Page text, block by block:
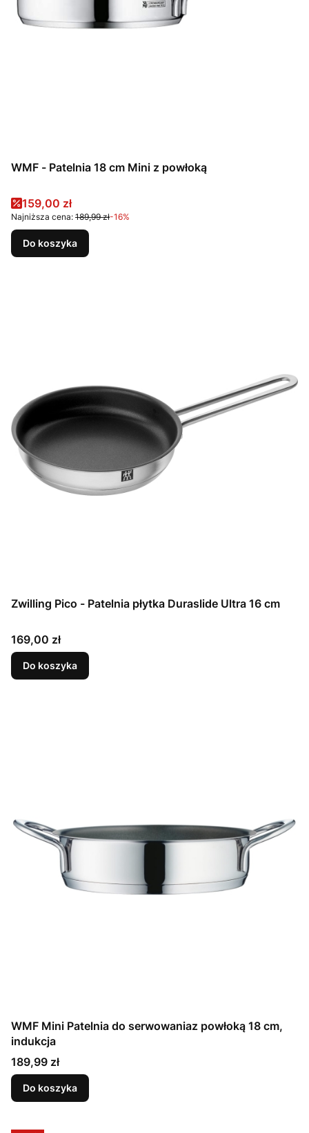
WMF - Patelnia 18 cm Mini z powłoką
Cena promocyjna
159,00 zł
Najniższa cena: 189,99 zł-16%
Do koszyka
Zwilling Pico - Patelnia płytka Duraslide Ultra 16 cm
Cena
169,00 zł
Do koszyka
WMF Mini Patelnia do serwowaniaz powłoką 18 cm,
indukcja
Cena
189,99 zł
Do koszyka